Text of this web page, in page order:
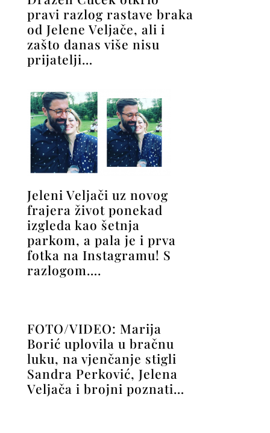
pravi razlog rastave braka
od Jelene Veljače, ali i
zašto danas više nisu
prijatelji…
Jeleni Veljači uz novog
frajera život ponekad
izgleda kao šetnja
parkom, a pala je i prva
fotka na Instagramu! S
razlogom….
FOTO/VIDEO: Marija
Borić uplovila u bračnu
luku, na vjenčanje stigli
Sandra Perković, Jelena
Veljača i brojni poznati…